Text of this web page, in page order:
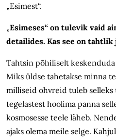
„Esimest“.
„Esimeses“ on tulevik vaid
detailides. Kas see on
Tahtsin põhiliselt
Miks üldse tahetakse minna
milliseid ohvreid tuleb selleks
tegelastest hoolima panna
kosmosesse teele läheb.
ajaks olema meile selge.